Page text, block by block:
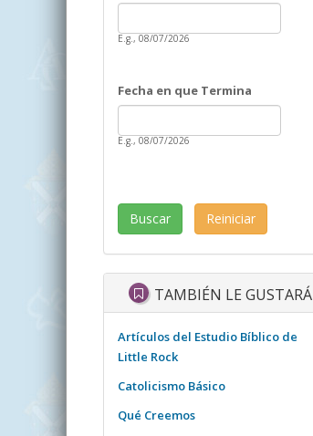
Date
E.g., 08/07/2026
Fecha en que Termina
Date
E.g., 08/07/2026
TAMBIÉN LE GUSTARÁ
Artículos del Estudio Bíblico de
Little Rock
Catolicismo Básico
Qué Creemos